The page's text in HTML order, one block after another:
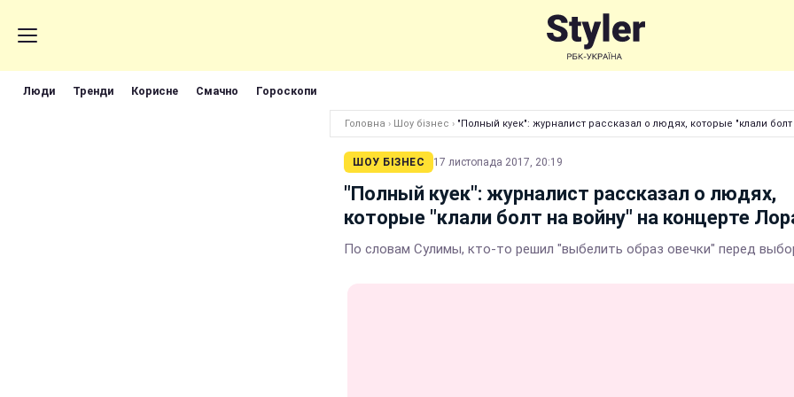
Люди Тренди Корисне Смачно Гороскопи
Головна › Шоу бізнес › "Полный куек": журналист рассказал о людях, которые "клали
ШОУ БІЗНЕС 17 листопада 2017, 20:19
"Полный куек": журналист рассказал о людях,
которые "клали болт на войну" на концерте
По словам Сулимы, кто-то решил "выбелить образ овечки" перед